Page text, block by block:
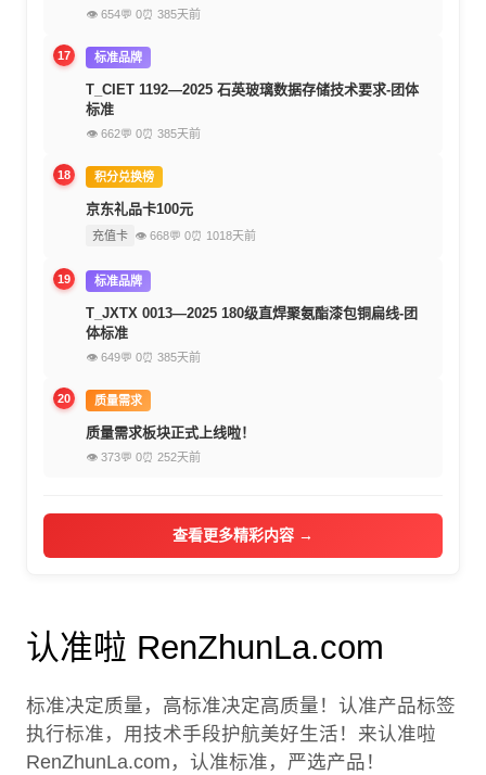
👁 654💬 0⏰ 385天前
17 标准品牌
T_CIET 1192—2025 石英玻璃数据存储技术要求-团体
标准
👁 662💬 0⏰ 385天前
18 积分兑换榜
京东礼品卡100元
充值卡 👁 668💬 0⏰ 1018天前
19 标准品牌
T_JXTX 0013—2025 180级直焊聚氨酯漆包铜扁线-团
体标准
👁 649💬 0⏰ 385天前
20 质量需求
质量需求板块正式上线啦！
👁 373💬 0⏰ 252天前
查看更多精彩内容 →
认准啦 RenZhunLa.com
标准决定质量，高标准决定高质量！认准产品标签
执行标准，用技术手段护航美好生活！来认准啦
RenZhunLa.com，认准标准，严选产品！